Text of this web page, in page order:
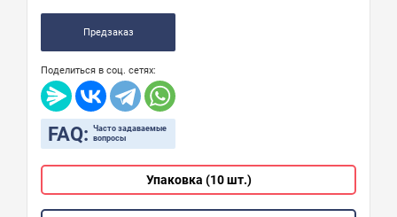
Предзаказ
Поделиться в соц. сетях:
FAQ: Часто задаваемые
вопросы
Упаковка (10 шт.)